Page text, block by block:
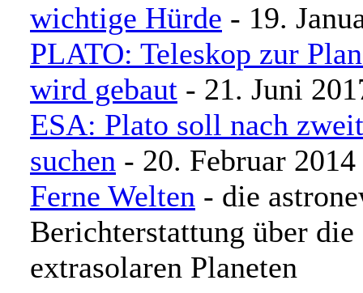
wichtige Hürde - 19.
PLATO: Teleskop zur
wird gebaut - 21. Juni
ESA: Plato soll nach
suchen - 20. Februar 2014
Ferne Welten - die
Berichterstattung über die
extrasolaren Planeten